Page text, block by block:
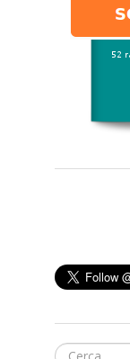
Cerca